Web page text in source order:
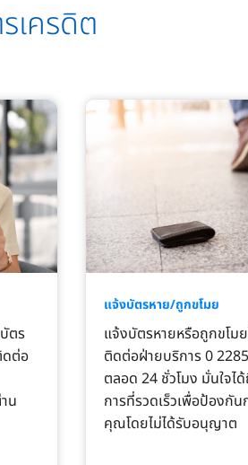
เครดิต
ตร
ดต่อ
น
แจ้งบัตรหาย/ถูกขโมย
แจ้งบัตรหายหรือถูกขโม
ติดต่อฝ่ายบริการ 0
ตลอด 24 ชั่วโมง มั่นใจไ
การที่รวดเร็วเพื่อป้องกัน
คุณโดยไม่ได้รับอนุญาต